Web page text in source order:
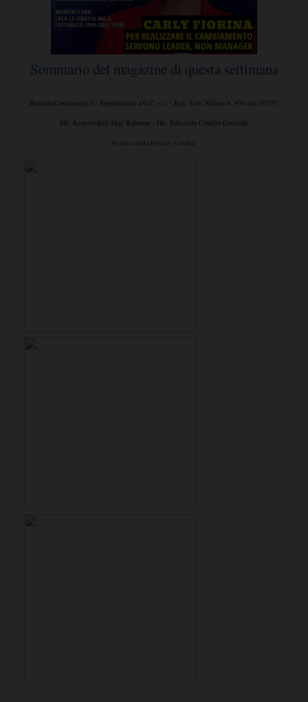
Sommario del magazine di questa settimana
BusinessCommunity.it - Supplemento a G.C. e t. - Reg. Trib. Milano n. 431 del 19/7/97
Dir. Responsabile Gigi Beltrame - Dir. Editoriale Claudio Gandolfo
Politica della Privacy e cookie